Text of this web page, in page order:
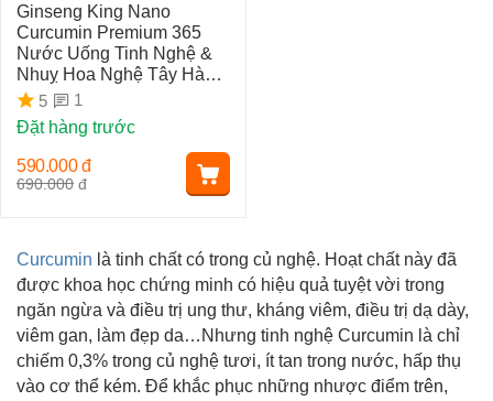
Curcumin là tinh chất có trong củ nghệ. Hoạt chất này đã
được khoa học chứng minh có hiệu quả tuyệt vời trong
ngăn ngừa và điều trị ung thư, kháng viêm, điều trị dạ dày,
viêm gan, làm đẹp da…Nhưng tinh nghệ Curcumin là chỉ
chiếm 0,3% trong củ nghệ tươi, ít tan trong nước, hấp thụ
vào cơ thể kém. Để khắc phục những nhược điểm trên,
Ginseng King Nano
Curcumin Premium 365
Nước Uống Tinh Nghệ &
Nhuỵ Hoa Nghệ Tây Hàn
Quốc (30 Gói x 20ml)
5
1
Đặt hàng trước
690.000 đ
590.000 đ